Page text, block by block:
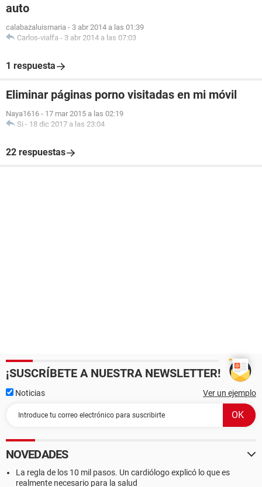
auto
calabazaluismaria - 3 abr 2014 a las 01:39
Carlos-vialfa - 3 abr 2014 a las 07:03
1 respuesta
Eliminar páginas porno visitadas en mi móvil
Naya1616 - 17 mar 2015 a las 02:19
Si - 18 dic 2017 a las 23:04
22 respuestas
¡SUSCRÍBETE A NUESTRA NEWSLETTER!
Noticias Ver un ejemplo
NOVEDADES
La regla de los 10 mil pasos. Un cardiólogo explicó lo que es
realmente necesario para la salud